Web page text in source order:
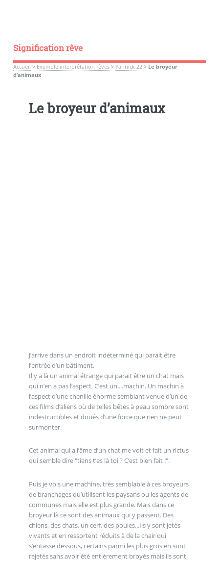
Signification rêve
Accueil > Exemple interprétation rêves> Yannick 22> Le broyeur
d’animaux
Le broyeur d’animaux
J’arrive dans un endroit indéterminé qui parait être
l’entrée d’un bâtiment.
Il y a là un animal étrange qui parait être un chat mais
qui n’en a pas l’aspect. C’est un....machin. Un machin à
l’aspect d’une chenille énorme semblant venue d’un de
ces films d’aliens où de telles bêtes à peau sombre sont
indestructibles et doués d’une force que rien ne peut
surmonter.
Cet animal qui a l’âme d’un chat me voit et fait un rictus
qui semble dire "tiens t’es là toi ? C’est bien fait !".
Puis je vois une machine, très semblable à ces broyeurs
de branchages qu’utilisent les paysans ou les agents de
communes mais elle est plus grande. Mais dans ce
broyeur là ce sont des animaux qui y passent. Des
chiens, des chats, un cerf, des poules...Ils y sont jetés
vivants et en ressortent réduits à de la chair qui
s’entasse dessous, certains parmi les plus gros en sont
rejetés sans avoir été entièrement broyés mais ils sont